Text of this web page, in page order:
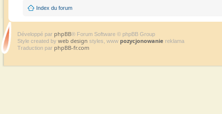
Index du forum
Développé par phpBB® Forum Software © phpBB Group
Style created by web design styles, www pozycjonowanie reklama
Traduction par phpBB-fr.com